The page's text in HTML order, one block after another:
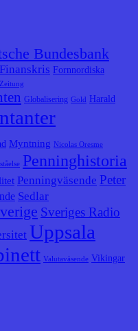
Bundesbank
Finanskris Fornnordiska
Globalisering Gold Harald
Myntning Nicolas Oresme
Penninghistoria
Penningväsende Peter
Sedlar
Sveriges Radio
Uppsala
Valutaväsende Vikingar